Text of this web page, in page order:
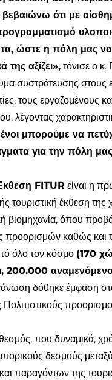
ότι με
ώστε η πόλη μας να
της αξίζει», τόνισε ο
συστράτευσης στους
τους εργαζομένους
λέγοντας
μπορούμε να
για την πόλη
FITUR είναι η
τουριστική έκθεση της
βιομηχανία, όπου
προορισμών καθώς και
όλο τον κόσμο (170
200.000
δόθηκε έμφαση
που δυναμικά,
δεσμούς
παραγόντων της